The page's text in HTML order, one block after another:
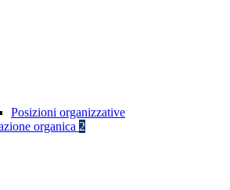
Posizioni organizzative
organica 2